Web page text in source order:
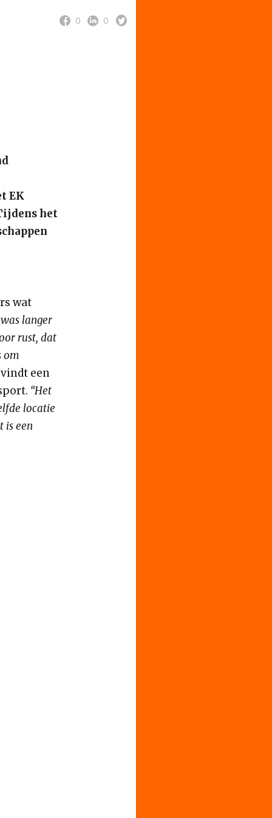
0
0
EK
het
wat
langer
rust, dat
om
een
“Het
locatie
is een